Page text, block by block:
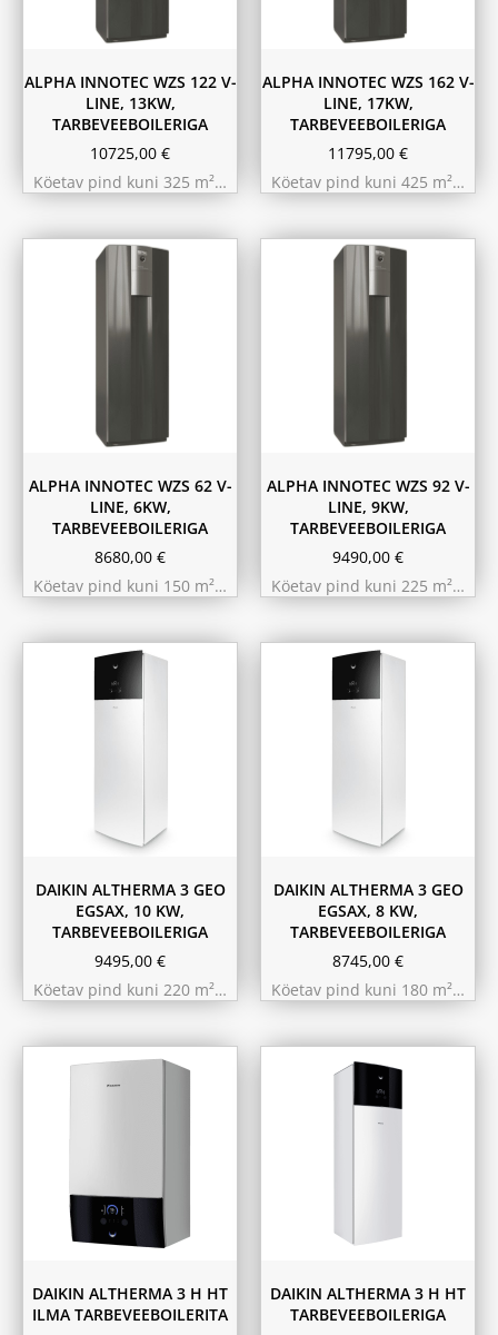
ALPHA INNOTEC WZS 122 V-
LINE, 13KW,
TARBEVEEBOILERIGA
10725,00 €
Köetav pind kuni 325 m²…
ALPHA INNOTEC WZS 162 V-
LINE, 17KW,
TARBEVEEBOILERIGA
11795,00 €
Köetav pind kuni 425 m²…
ALPHA INNOTEC WZS 62 V-
LINE, 6KW,
TARBEVEEBOILERIGA
8680,00 €
Köetav pind kuni 150 m²…
ALPHA INNOTEC WZS 92 V-
LINE, 9KW,
TARBEVEEBOILERIGA
9490,00 €
Köetav pind kuni 225 m²…
DAIKIN ALTHERMA 3 GEO
EGSAX, 10 KW,
TARBEVEEBOILERIGA
9495,00 €
Köetav pind kuni 220 m²…
DAIKIN ALTHERMA 3 GEO
EGSAX, 8 KW,
TARBEVEEBOILERIGA
8745,00 €
Köetav pind kuni 180 m²…
10.44 kW 260m²
9.75 kW 220m²
DAIKIN ALTHERMA 3 H HT
ILMA TARBEVEEBOILERITA
230L
DAIKIN ALTHERMA 3 H HT
TARBEVEEBOILERIGA